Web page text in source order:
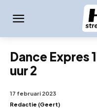
Dance Expres
uur 2
17 februari 2023
Redactie (Geert)